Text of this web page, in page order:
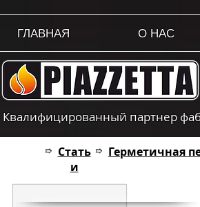
ГЛАВНАЯ О НАС
Квалифицированный партнер
Стать
и
Герметичная
➱
➱